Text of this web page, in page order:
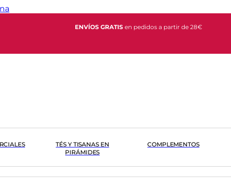
ENVÍOS GRATIS en pedidos a partir de 28€
TÉS Y TISANAS EN
PIRÁMIDES
COMPLEMENTOS